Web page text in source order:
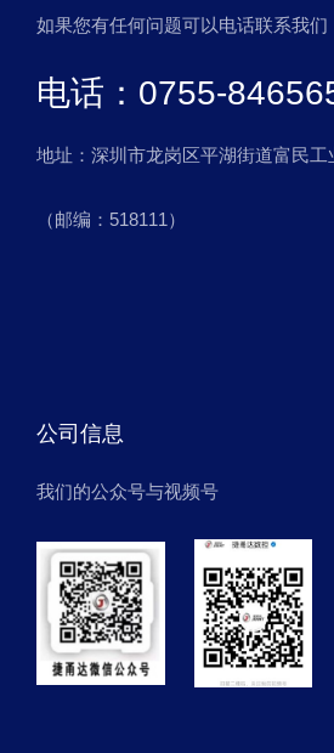
如果您有任何问题可以电话联系我们
电话：0755-
地址：深圳市龙岗区平湖街道富民工
（邮编：518111）
公司信息
我们的公众号与视频号